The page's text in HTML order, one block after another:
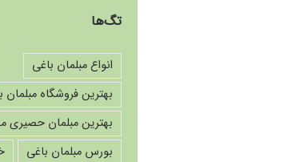
تگ‌ها
انواع مبلمان باغی
بهترین فروشگاه مبلمان
بهترین مبلمان
بورس مبلمان باغی